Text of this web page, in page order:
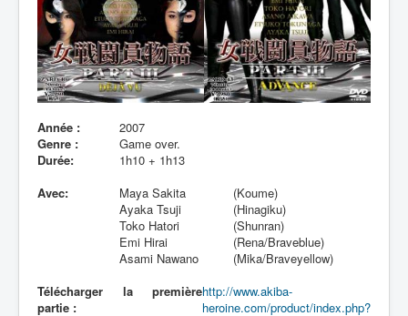
Lexique
Année :
2007
Genre :
Game over.
Durée:
1h10 + 1h13
Avec:
Maya Sakita
(Koume)
Ayaka Tsuji
(Hinagiku)
Toko Hatori
(Shunran)
Emi Hirai
(Rena/Braveblue)
Asami Nawano
(Mika/Braveyellow)
Télécharger la première
partie :
http://www.akiba-
heroine.com/product/index.php?